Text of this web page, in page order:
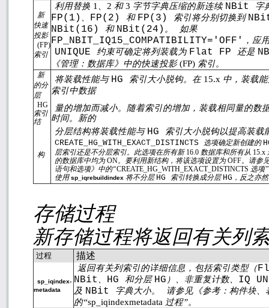
新
快速
投影
(FP)
索引
利用替换 1 2 和3 字节字典压缩的新连续 NBit 字
FP(1) FP(2)和 FP(3) 索引将分别切换到
NBit(16)和 NBit(24) 。 如果
FP_NBIT_IQ15_COMPATIBILITY='OFF' ，应
UNIQUE 约束可确定将列装载为 Flat FP 还是
《管理：数据库》中的快速投影(FP) 索引。
新
的分
层
将装载性能与HG 索引大小脱钩。在 15.x 中，装载
索引中数据
HG
索引
结
量的增加而减小。随着索引的增加，装载相同量的数
时间。新的
构
分层结构将装载性能与HG 索引大小脱钩以提高装载
CREATE_HG_WITH_EXACT_DISTINCTS 选项确定新创建的
层索引还是不分层索引。此选项在所有新16.0 数据库和所有从 15.x
的数据库中均为ON。要利用新结构，将该选项设置为OFF。请参
语句和选项》中的“CREATE_HG_WITH_EXACT_DISTINCTS 选项
使用sp_iqrebuildindex 将不分层 HG 索引转换成分层 HG ，反之亦
存储过程
新存储过程将返回有关列
过程 描述
sp_iqindex-
metadata
返回有关列索引的详细信息，包括索引类型（
NBit
HG和分层 HG ）、非重复计数、 IQ
及 NBit 字典大小。
请参见《参考：构件块、
的“sp_iqindexmetadata 过程”。